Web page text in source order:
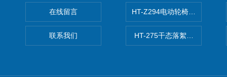
在线留言
联系我们
HT-Z294电动轮椅车耗电量测
HT-275干态落絮测试仪